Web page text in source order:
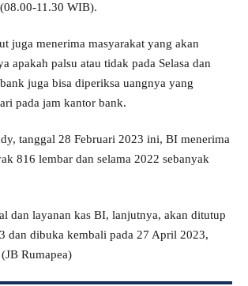
11.30 WIB).
juga menerima masyarakat yang akan
apakah palsu atau tidak pada Selasa dan
juga bisa diperiksa uangnya yang
pada jam kantor bank.
tanggal 28 Februari 2023 ini, BI menerima
816 lembar dan selama 2022 sebanyak
dan layanan kas BI, lanjutnya, akan ditutup
dan dibuka kembali pada 27 April 2023,
Rumapea)